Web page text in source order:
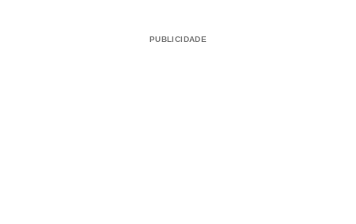
PUBLICIDADE